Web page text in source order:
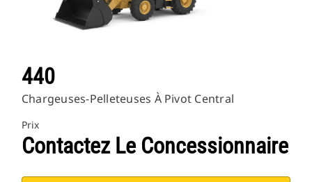
440
Chargeuses-Pelleteuses À Pivot Central
Prix
Contactez Le Concessionnaire